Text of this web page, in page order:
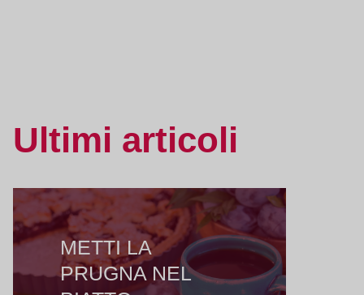
Ultimi articoli
METTI LA
PRUGNA NEL